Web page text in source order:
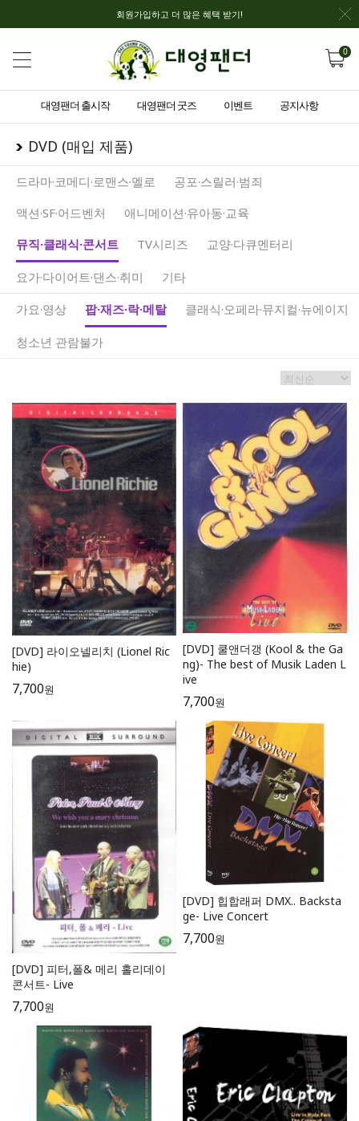
회원가입하고 더 많은 혜택 받기!
0
대영팬더 출시작 대영팬더 굿즈 이벤트 공지사항
DVD (매입 제품)
드라마·코메디·로맨스·멜로
공포·스릴러·범죄
액션·SF·어드벤처
애니메이션·유아동·교육
뮤직·클래식·콘서트
TV시리즈 교양·다큐멘터리
요가·다이어트·댄스·취미
기타
가요·영상
팝·재즈·락·메탈 클래식·오페라·뮤지컬·뉴에이지
청소년 관람불가
[DVD] 라이오넬리치 (Lionel Ric
hie)
7,700원
[DVD] 쿨앤더갱 (Kool & the Ga
ng)- The best of Musik Laden L
ive
7,700원
[DVD] 피터,폴& 메리 홀리데이
콘서트- Live
7,700원
[DVD] 힙합래퍼 DMX.. Backsta
ge- Live Concert
7,700원